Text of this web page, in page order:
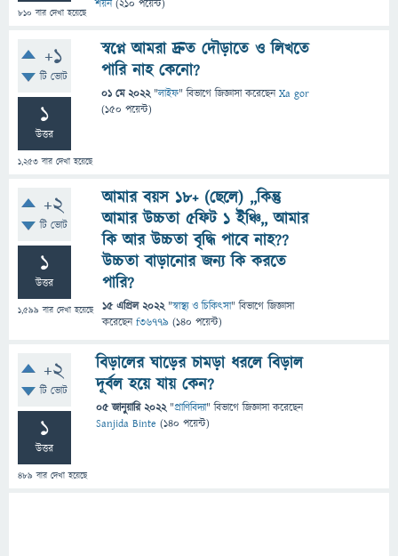
810 বার দেখা হয়েছে
শয়ন (210 পয়েন্ট)
+1
টি ভোট
1
উত্তর
1,253 বার দেখা হয়েছে
স্বপ্নে আমরা দ্রুত দৌড়াতে ও লিখতে
পারি নাহ কেনো?
01 মে 2022 "লাইফ" বিভাগে জিজ্ঞাসাকরেছেনXa gor
(150 পয়েন্ট)
+2
টি ভোট
1
উত্তর
1,599 বার দেখা হয়েছে
আমার বয়স ১৮+ (ছেলে) ,,কিন্তু
আমার উচ্চতা ৫ফিট ১ ইঞ্চি,, আমার
কি আর উচ্চতা বৃদ্ধি পাবে নাহ??
উচ্চতা বাড়ানোর জন্য কি করতে
পারি?
15 এপ্রিল 2022 "স্বাস্থ্য ও চিকিৎসা" বিভাগে জিজ্ঞাসা
করেছেনf36779 (140 পয়েন্ট)
+2
টি ভোট
1
উত্তর
489 বার দেখা হয়েছে
বিড়ালের ঘাড়ের চামড়া ধরলে বিড়াল
দূর্বল হয়ে যায় কেন?
05 জানুয়ারি 2022 "প্রাণিবিদ্যা" বিভাগে জিজ্ঞাসাকরেছেন
Sanjida Binte (140 পয়েন্ট)